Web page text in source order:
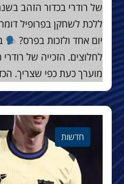
של רודרי בכדור הזהב
ללכת לשחקן בפרופיל
יום אחד ולזכות בפרס?
לחלוצים. הזכייה של
מוערך כעת כפי שצריך.
חדשות